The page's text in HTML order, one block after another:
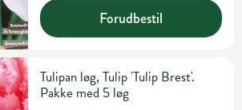
Forudbestil
Tulipan løg, Tulip 'Tulip Brest'.
Pakke med 5 løg